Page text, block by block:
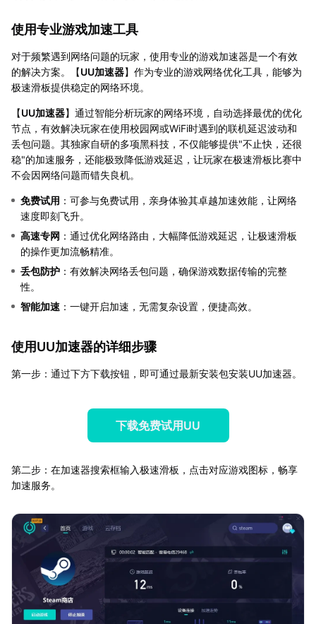
使用专业游戏加速工具
对于频繁遇到网络问题的玩家，使用专业的游戏加速器是一个有效
的解决方案。【UU加速器】作为专业的游戏网络优化工具，能够为
极速滑板提供稳定的网络环境。
【UU加速器】通过智能分析玩家的网络环境，自动选择最优的优化
节点，有效解决玩家在使用校园网或WiFi时遇到的联机延迟波动和
丢包问题。其独家自研的多项黑科技，不仅能够提供"不止快，还很
稳"的加速服务，还能极致降低游戏延迟，让玩家在极速滑板比赛中
不会因网络问题而错失良机。
免费试用 ：可参与免费试用，亲身体验其卓越加速效能，让网络
速度即刻飞升。
高速专网 ：通过优化网络路由，大幅降低游戏延迟，让极速滑板
的操作更加流畅精准。
丢包防护 ：有效解决网络丢包问题，确保游戏数据传输的完整
性。
智能加速 ：一键开启加速，无需复杂设置，便捷高效。
使用UU加速器的详细步骤
第一步：通过下方下载按钮，即可通过最新安装包安装UU加速器。
下载免费试用UU
第二步：在加速器搜索框输入极速滑板，点击对应游戏图标，畅享
加速服务。